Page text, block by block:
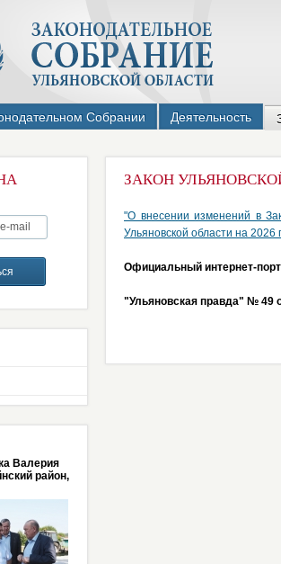
Собрании Деятельность
Валерия
район,
ЗАКОН
"О внесении изменений в
Ульяновской области на 2026
Официальный интернет-
"Ульяновская правда" № 49